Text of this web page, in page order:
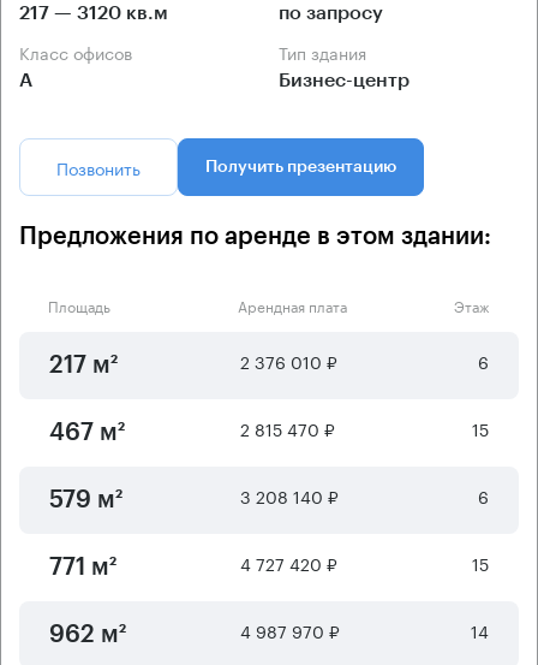
217 — 3120 кв.м по запросу
Класс офисов
А
Тип здания
Бизнес-центр
Позвонить Получить презентацию
Предложения по аренде в этом здании:
Площадь Арендная плата Этаж
217 м² 2 376 010 ₽ 6
467 м² 2 815 470 ₽ 15
579 м² 3 208 140 ₽ 6
771 м² 4 727 420 ₽ 15
962 м² 4 987 970 ₽ 14